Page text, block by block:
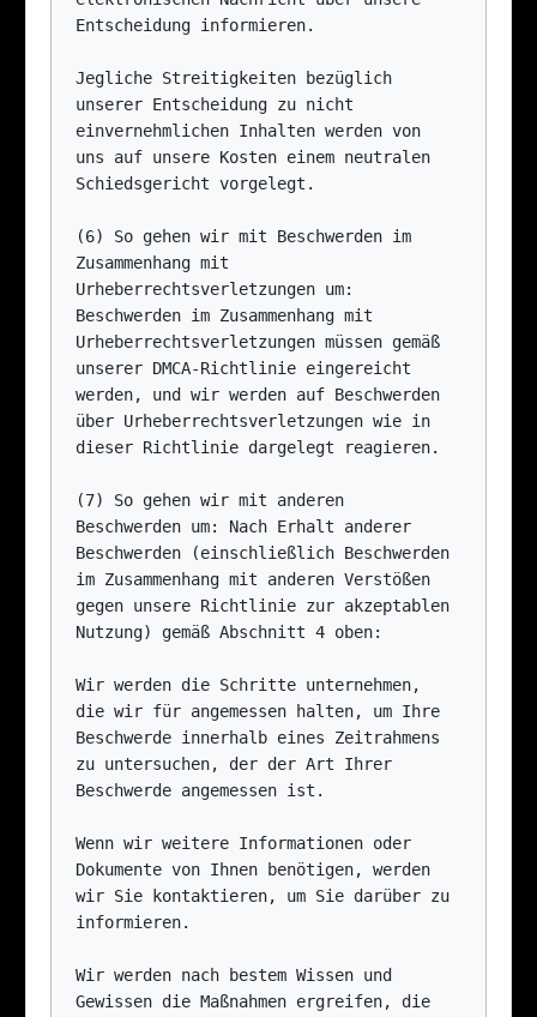
Entscheidung informieren.
Jegliche Streitigkeiten bezüglich
unserer Entscheidung zu nicht
einvernehmlichen Inhalten werden von
uns auf unsere Kosten einem neutralen
Schiedsgericht vorgelegt.
(6) So gehen wir mit Beschwerden im
Zusammenhang mit
Urheberrechtsverletzungen um:
Beschwerden im Zusammenhang mit
Urheberrechtsverletzungen müssen gemäß
unserer DMCA-Richtlinie eingereicht
werden, und wir werden auf Beschwerden
über Urheberrechtsverletzungen wie in
dieser Richtlinie dargelegt reagieren.
(7) So gehen wir mit anderen
Beschwerden um: Nach Erhalt anderer
Beschwerden (einschließlich Beschwerden
im Zusammenhang mit anderen Verstößen
gegen unsere Richtlinie zur akzeptablen
Nutzung) gemäß Abschnitt 4 oben:
Wir werden die Schritte unternehmen,
die wir für angemessen halten, um Ihre
Beschwerde innerhalb eines Zeitrahmens
zu untersuchen, der der Art Ihrer
Beschwerde angemessen ist.
Wenn wir weitere Informationen oder
Dokumente von Ihnen benötigen, werden
wir Sie kontaktieren, um Sie darüber zu
informieren.
Wir werden nach bestem Wissen und
Gewissen die Maßnahmen ergreifen, die